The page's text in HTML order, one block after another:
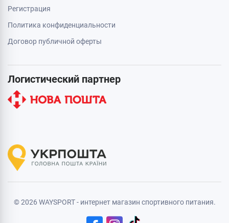
Регистрация
Политика конфиденциальности
Договор публичной оферты
Логистический партнер
© 2026 WAYSPORT - интернет магазин спортивного питания.